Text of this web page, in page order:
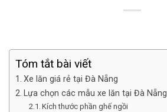
Tóm tắt bài viết
Xe lăn giá rẻ tại Đà Nẵng
Lựa chọn các mẫu xe lăn tại Đà Nẵng
Kích thước phần ghế ngồi